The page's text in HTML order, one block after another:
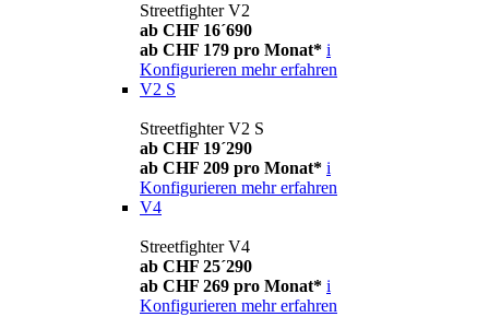
Streetfighter V2
ab CHF 16´690
ab CHF 179 pro Monat* i
Konfigurieren mehr erfahren
V2 S
Streetfighter V2 S
ab CHF 19´290
ab CHF 209 pro Monat* i
Konfigurieren mehr erfahren
V4
Streetfighter V4
ab CHF 25´290
ab CHF 269 pro Monat* i
Konfigurieren mehr erfahren